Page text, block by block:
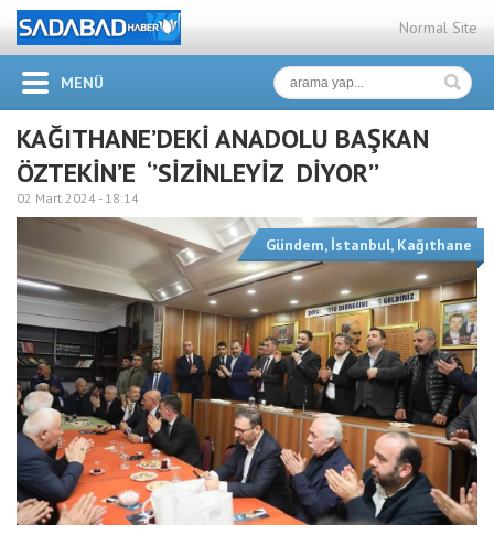
Normal Site
MENÜ
KAĞITHANE’DEKİ ANADOLU BAŞKAN
ÖZTEKİN’E ‘’SİZİNLEYİZ DİYOR’’
02 Mart 2024 - 18:14
Gündem, İstanbul, Kağıthane